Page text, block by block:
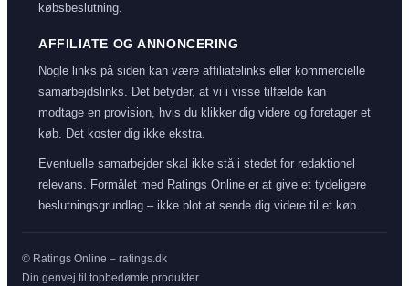
købsbeslutning.
AFFILIATE OG ANNONCERING
Nogle links på siden kan være affiliatelinks eller kommercielle
samarbejdslinks. Det betyder, at vi i visse tilfælde kan
modtage en provision, hvis du klikker dig videre og foretager et
køb. Det koster dig ikke ekstra.
Eventuelle samarbejder skal ikke stå i stedet for redaktionel
relevans. Formålet med Ratings Online er at give et tydeligere
beslutningsgrundlag – ikke blot at sende dig videre til et køb.
© Ratings Online – ratings.dk
Din genvej til topbedømte produkter